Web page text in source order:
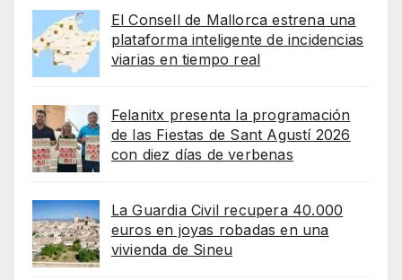
El Consell de Mallorca estrena una
plataforma inteligente de incidencias
viarias en tiempo real
Felanitx presenta la programación
de las Fiestas de Sant Agustí 2026
con diez días de verbenas
La Guardia Civil recupera 40.000
euros en joyas robadas en una
vivienda de Sineu